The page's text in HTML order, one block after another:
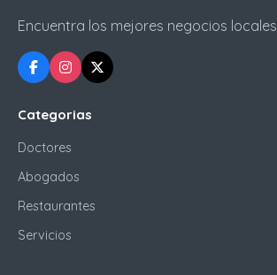
Encuentra los mejores negocios locales
Categorias
Doctores
Abogados
Restaurantes
Servicios